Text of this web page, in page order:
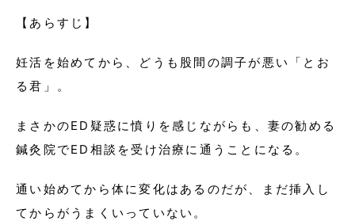
【あらすじ】
妊活を始めてから、どうも股間の調子が悪い「とお
る君」。
まさかのED疑惑に憤りを感じながらも、妻の勧める
鍼灸院でED相談を受け治療に通うことになる。
通い始めてから体に変化はあるのだが、まだ挿入し
てからがうまくいっていない。